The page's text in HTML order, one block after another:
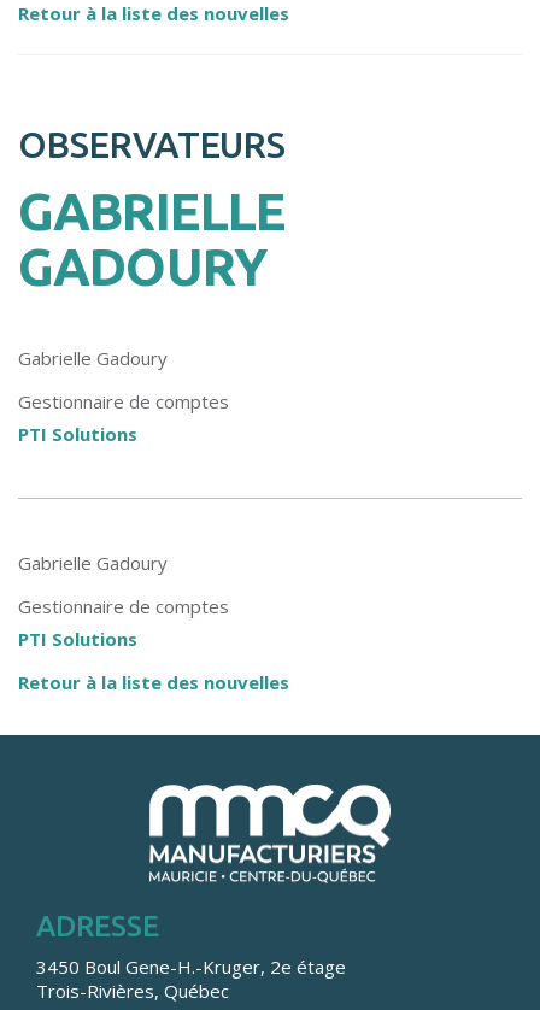
Retour à la liste des nouvelles
OBSERVATEURS
GABRIELLE
GADOURY
Gabrielle Gadoury
Gestionnaire de comptes
PTI Solutions
Gabrielle Gadoury
Gestionnaire de comptes
PTI Solutions
Retour à la liste des nouvelles
ADRESSE
3450 Boul Gene-H.-Kruger, 2e étage
Trois-Rivières, Québec